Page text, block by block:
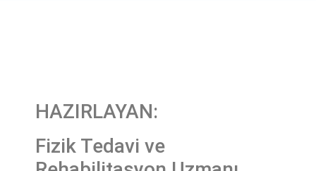
HAZIRLAYAN:
Fizik Tedavi ve